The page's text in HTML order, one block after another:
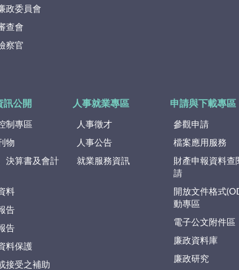
政委員會
查會
察官
訊公開
制專區
物
決算書及會計
料
告
告
料保護
接受之補助
人事就業專區
人事徵才
人事公告
就業服務資訊
申請與下載專區
參觀申請
檔案應用服務
財產申報資料查
請
開放文件格式
動專區
電子公文附件區
廉政資料庫
廉政研究